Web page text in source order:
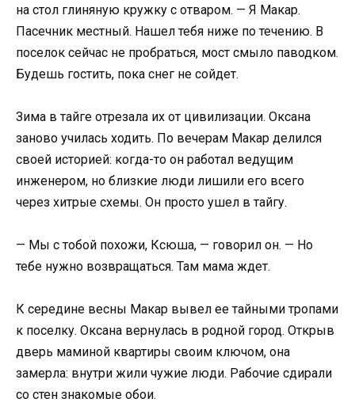
на стол глиняную кружку с отваром. — Я Макар.
Пасечник местный. Нашел тебя ниже по течению. В
поселок сейчас не пробраться, мост смыло паводком.
Будешь гостить, пока снег не сойдет.
Зима в тайге отрезала их от цивилизации. Оксана
заново училась ходить. По вечерам Макар делился
своей историей: когда-то он работал ведущим
инженером, но близкие люди лишили его всего
через хитрые схемы. Он просто ушел в тайгу.
— Мы с тобой похожи, Ксюша, — говорил он. — Но
тебе нужно возвращаться. Там мама ждет.
К середине весны Макар вывел ее тайными тропами
к поселку. Оксана вернулась в родной город. Открыв
дверь маминой квартиры своим ключом, она
замерла: внутри жили чужие люди. Рабочие сдирали
со стен знакомые обои.